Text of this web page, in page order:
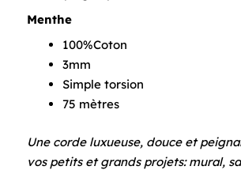
Menthe
100%Coton
3mm
Simple torsion
75 mètres
Une corde luxueuse, douce et
vos petits et grands projets: mural,